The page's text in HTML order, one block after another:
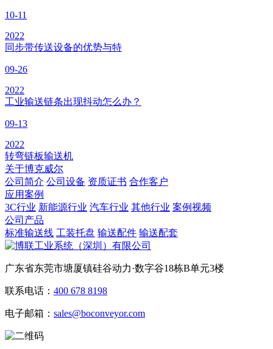
10-11
2022
同步带传送设备的优势与特
09-26
2022
工业输送链条出现抖动怎么办？
09-13
2022
转弯链板输送机
关于博克威尔
公司简介 公司设备 资质证书 合作客户
应用案例
3C行业 新能源行业 汽车行业 其他行业 案例视频
公司产品
标准输送线 工装托盘 输送配件 输送配套
广东省东莞市塘厦镇硅谷动力·数字谷18栋B单元3楼
联系电话： 400 678 8198
电子邮箱： sales@boconveyor.com